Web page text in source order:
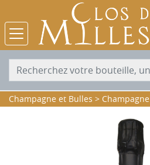
Champagne et Bulles > Champagne